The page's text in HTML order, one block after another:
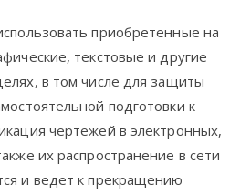
приобретенные на
текстовые и другие
в том числе для защиты
подготовки к
чертежей в электронных,
их распространение в сети
и ведет к прекращению